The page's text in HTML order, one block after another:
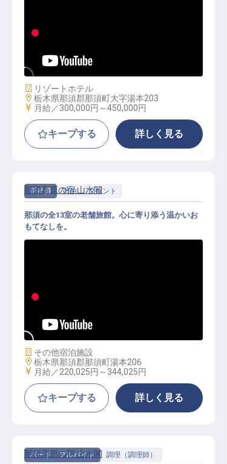
調理スタッフ│月給30万以上＆短期
の実績あり
施設業態
リゾートホテル
勤務地
栃木県那須郡那須町大字湯本203
給与
月給／300,000円～450,000円
キープする 詳しく見る
正社員 宿泊 フロント
105日／希望休・連休制度あり
那須高原の宿 山水閣
那須の全13室の老舗旅館。心に寄り添う温かいお
もてなしを。
施設業態
その他宿泊施設
勤務地
栃木県那須郡那須町湯本206
給与
月給／220,025円～ 344,025円
キープする 詳しく見る
パート・アルバイト
調理（調理師）
那須高原の宿 山水閣